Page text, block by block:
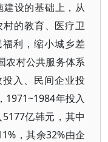
设的基础上，从
的教育、医疗卫
利，缩小城乡差
农村公共服务体系
入、民间企业投
1971~1984年投入
亿韩元，其中
，其余32%由企